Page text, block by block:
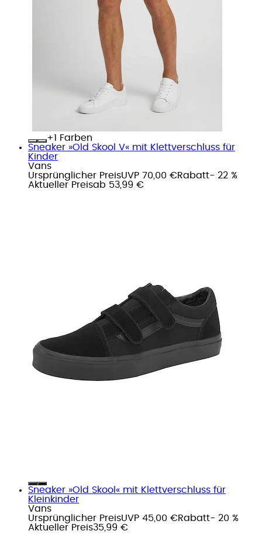
+
Farben
Sneaker »Old Skool V« mit Klettverschluss für
Kinder
Vans
Ursprünglicher PreisUVP 70,00 €Rabatt- 22 %
Aktueller Preisab 53,99 €
Sneaker »Old Skool« mit Klettverschluss für
Kleinkinder
Vans
Ursprünglicher PreisUVP 45,00 €Rabatt- 20 %
Aktueller Preis35,99 €